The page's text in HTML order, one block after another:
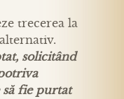
trecerea la
solicitând
să fie purtat